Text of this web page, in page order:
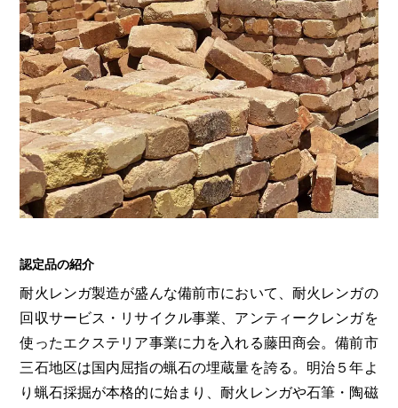
認定品の紹介
耐火レンガ製造が盛んな備前市において、耐火レンガの
回収サービス・リサイクル事業、アンティークレンガを
使ったエクステリア事業に力を入れる藤田商会。備前市
三石地区は国内屈指の蝋石の埋蔵量を誇る。明治５年よ
り蝋石採掘が本格的に始まり、耐火レンガや石筆・陶磁